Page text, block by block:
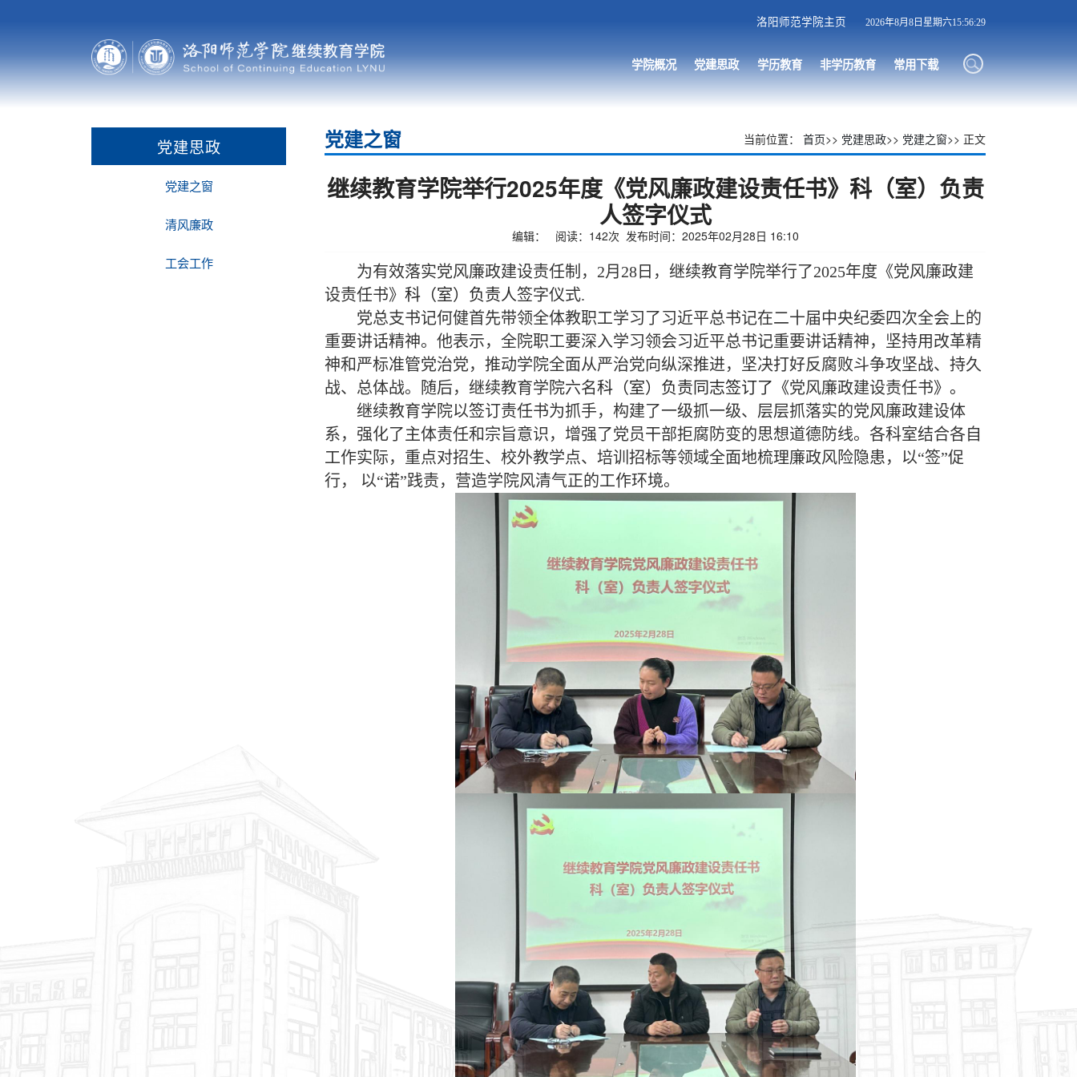
洛阳师范学院主页 2026年8月8日星期六15:56:29
学院概况 党建思政 学历教育 非学历教育 常用下载
党建思政
党建之窗
清风廉政
工会工作
党建之窗 当前位置： 首页>> 党建思政>> 党建之窗>> 正文
继续教育学院举行2025年度《党风廉政建设责任书》科（室）负责
人签字仪式
编辑： 阅读： 142次 发布时间：2025年02月28日 16:10
为有效落实党风廉政建设责任制，2月28日，继续教育学院举行了2025年度《党风廉政建
设责任书》 科（室）负责人签字仪式.
党总支书记何健首先带领全体教职工学习了习近平总书记在二十届中央纪委四次全会上的
重要讲话精神。他表示，全院职工要深入学习领会习近平总书记重要讲话精神，坚持用改革精
神和严标准管党治党，推动学院全面从严治党向纵深推进，坚决打好反腐败斗争攻坚战、持久
战、总体战。随后，继续教育学院六名科（室）负责同志签订了《党风廉政建设责任书》。
继续教育学院以签订责任书为抓手，构建了一级抓一级、层层抓落实的党风廉政建设体
系，强化了主体责任和宗旨意识，增强了党员干部拒腐防变的思想道德防线。各科室结合各自
工作实际，重点对招生、校外教学点、培训招标等领域全面地梳理廉政风险隐患，以“签”促
行， 以“诺”践责，营造学院风清气正的工作环境。